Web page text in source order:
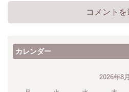
カレンダー
2026年8月